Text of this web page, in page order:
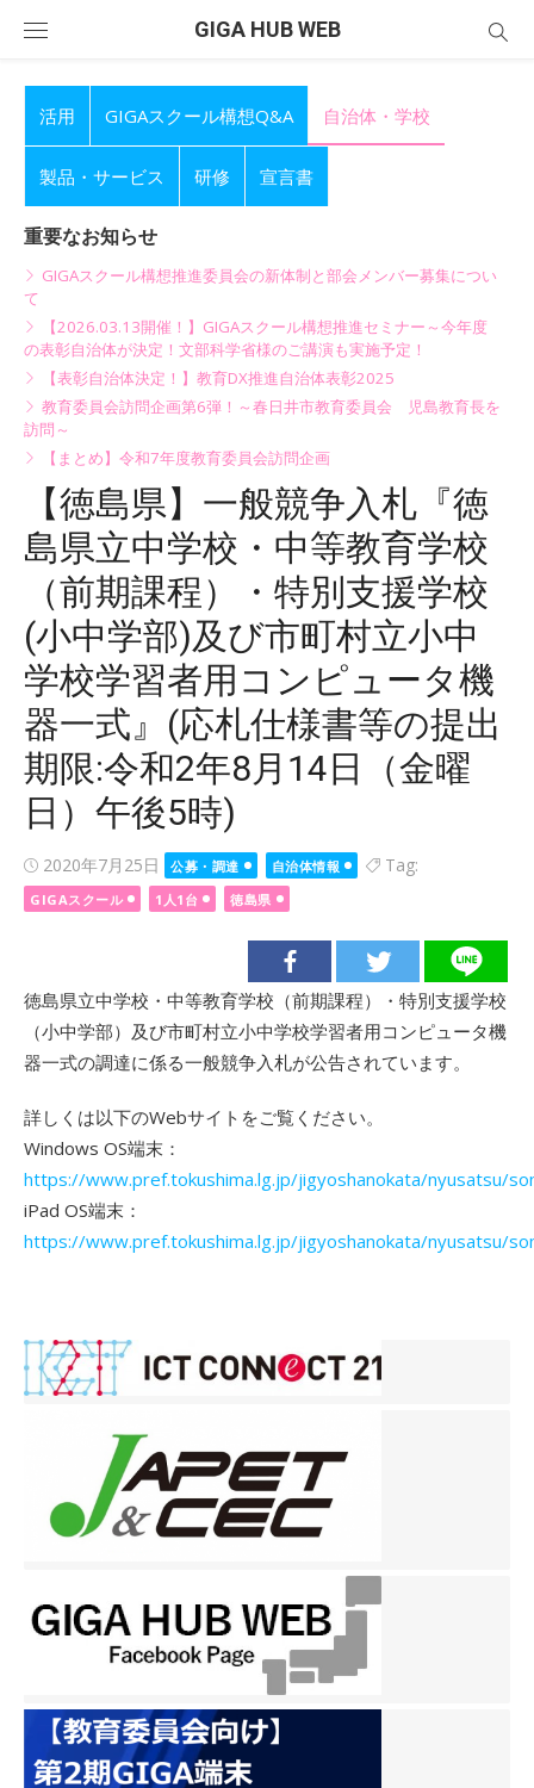
GIGA HUB WEB
活用 GIGAスクール構想Q&A 自治体・学校
製品・サービス 研修 宣言書
重要なお知らせ
GIGAスクール構想推進委員会の新体制と部会メンバー募集につい
て
【2026.03.13開催！】GIGAスクール構想推進セミナー～今年度
の表彰自治体が決定！文部科学省様のご講演も実施予定！
【表彰自治体決定！】教育DX推進自治体表彰2025
教育委員会訪問企画第6弾！～春日井市教育委員会 児島教育長を
訪問～
【まとめ】令和7年度教育委員会訪問企画
【徳島県】一般競争入札『徳
島県立中学校・中等教育学校
（前期課程）・特別支援学校
(小中学部)及び市町村立小中
学校学習者用コンピュータ機
器一式』(応札仕様書等の提出
期限:令和2年8月14日（金曜
日）午後5時)
Posted
on
2020年7月25日 公募・調達 自治体情報 Tag:
GIGAスクール 1人1台 徳島県
徳島県立中学校・中等教育学校（前期課程）・特別支援学校
（小中学部）及び市町村立小中学校学習者用コンピュータ機
器一式の調達に係る一般競争入札が公告されています。
詳しくは以下のWebサイトをご覧ください。
Windows OS端末：
https://www.pref.tokushima.lg.jp/jigyoshanokata/nyusatsu/
iPad OS端末：
https://www.pref.tokushima.lg.jp/jigyoshanokata/nyusatsu/